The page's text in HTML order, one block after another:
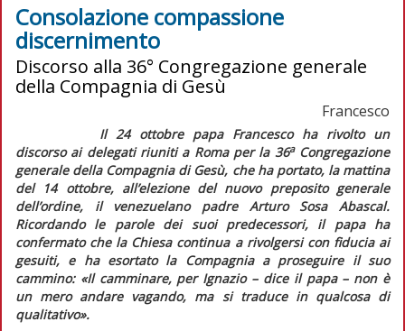
Consolazione compassione
discernimento
Discorso alla 36° Congregazione generale
della Compagnia di Gesù
Francesco
Il 24 ottobre papa Francesco ha rivolto un
discorso ai delegati riuniti a Roma per la 36aCongregazione
generale della Compagnia di Gesù, che ha portato, la mattina
del 14 ottobre, all’elezione del nuovo preposito generale
dell’ordine, il venezuelano padre Arturo Sosa Abascal.
Ricordando le parole dei suoi predecessori, il papa ha
confermato che la Chiesa continua a rivolgersi con fiducia ai
gesuiti, e ha esortato la Compagnia a proseguire il suo
cammino: «Il camminare, per Ignazio– dice il papa – non è
un mero andare vagando, ma si traduce in qualcosa di
qualitativo».